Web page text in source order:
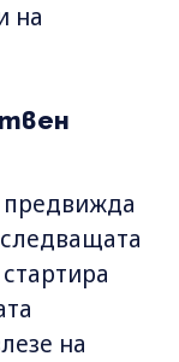
на
предвижда
на